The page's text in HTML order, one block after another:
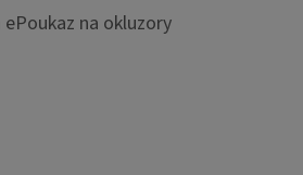
na okluzory